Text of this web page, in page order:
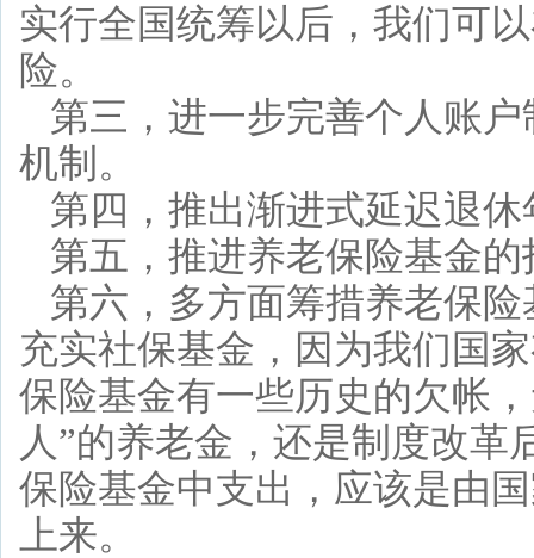
实行全国统筹以后，我们可
险。
第三，进一步完善个人账
机制。
第四，推出渐进式延迟退
第五，推进养老保险基金
第六，多方面筹措养老保
充实社保基金，因为我们国
保险基金有一些历史的欠帐
人”的养老金，还是制度改革
保险基金中支出，应该是由
上来。